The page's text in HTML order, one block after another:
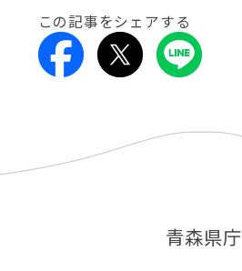
この記事をシェアする
青森県庁